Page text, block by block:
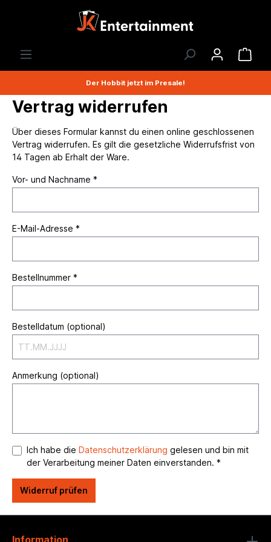
Der Hobbit jetzt im Presale!
Vertrag widerrufen
Über dieses Formular kannst du einen online geschlossenen
Vertrag widerrufen. Es gilt die gesetzliche Widerrufsfrist von
14 Tagen ab Erhalt der Ware.
Vor- und Nachname *
E-Mail-Adresse *
Bestellnummer *
Bestelldatum (optional)
Anmerkung (optional)
Ich habe die Datenschutzerklärung gelesen und bin mit
der Verarbeitung meiner Daten einverstanden. *
Widerruf prüfen
Information